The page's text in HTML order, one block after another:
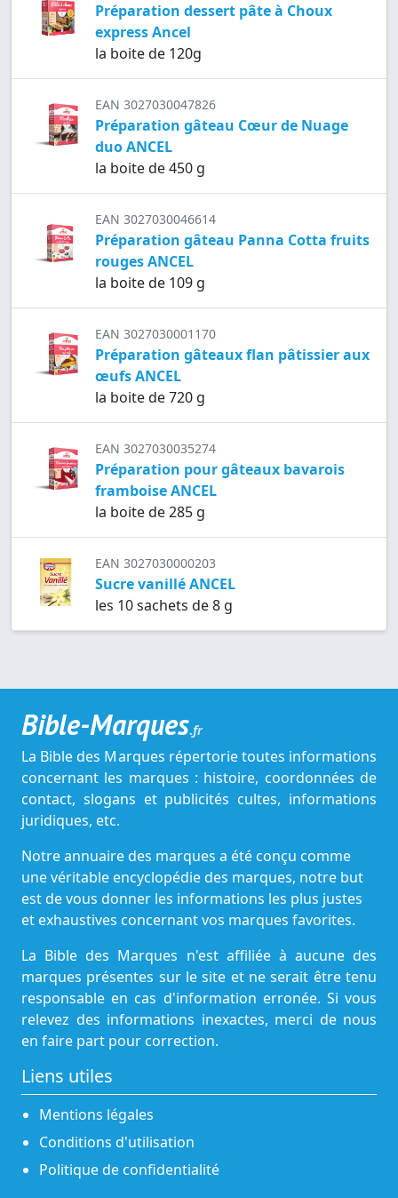
Préparation dessert pâte à Choux
express Ancel
la boite de 120g
EAN 3027030047826
Préparation gâteau Cœur de Nuage
duo ANCEL
la boite de 450 g
EAN 3027030046614
Préparation gâteau Panna Cotta fruits
rouges ANCEL
la boite de 109 g
EAN 3027030001170
Préparation gâteaux flan pâtissier aux
œufs ANCEL
la boite de 720 g
EAN 3027030035274
Préparation pour gâteaux bavarois
framboise ANCEL
la boite de 285 g
EAN 3027030000203
Sucre vanillé ANCEL
les 10 sachets de 8 g
Bible-Marques.fr
La Bible des Marques répertorie toutes informations
concernant les marques : histoire, coordonnées de
contact, slogans et publicités cultes, informations
juridiques, etc.
Notre annuaire des marques a été conçu comme
une véritable encyclopédie des marques, notre but
est de vous donner les informations les plus justes
et exhaustives concernant vos marques favorites.
La Bible des Marques n'est affiliée à aucune des
marques présentes sur le site et ne serait être tenu
responsable en cas d'information erronée. Si vous
relevez des informations inexactes, merci de nous
en faire part pour correction.
Liens utiles
Mentions légales
Conditions d'utilisation
Politique de confidentialité